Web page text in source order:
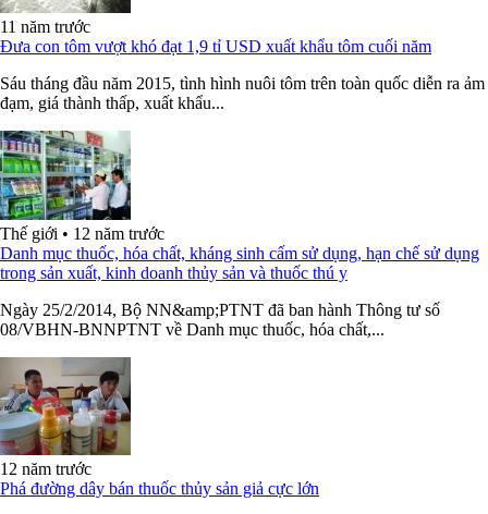
11 năm trước
Đưa con tôm vượt khó đạt 1,9 tỉ USD xuất khẩu tôm cuối năm
Sáu tháng đầu năm 2015, tình hình nuôi tôm trên toàn quốc diễn ra ảm
đạm, giá thành thấp, xuất khẩu...
Thế giới • 12 năm trước
Danh mục thuốc, hóa chất, kháng sinh cấm sử dụng, hạn chế sử dụng
trong sản xuất, kinh doanh thủy sản và thuốc thú y
Ngày 25/2/2014, Bộ NN&amp;PTNT đã ban hành Thông tư số
08/VBHN-BNNPTNT về Danh mục thuốc, hóa chất,...
12 năm trước
Phá đường dây bán thuốc thủy sản giả cực lớn